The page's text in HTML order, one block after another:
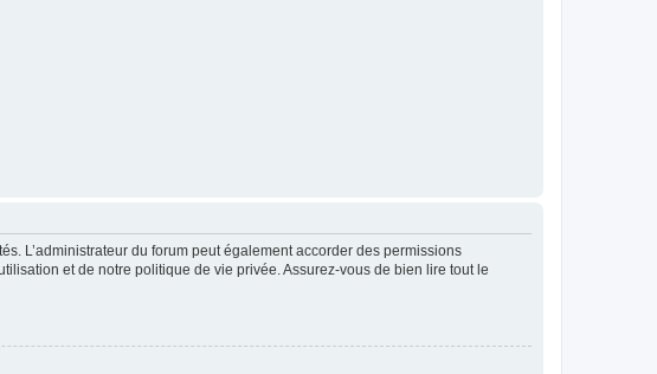
L’administrateur du forum peut également accorder des permissions
et de notre politique de vie privée. Assurez-vous de bien lire tout le